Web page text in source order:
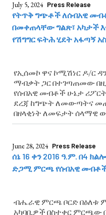
July 5, 2024 Press Release
የትጥቅ ግጭቶች ለሰብአዊ
በመቀጠላቸው ግልጽ፣ አካታች
የሽግግር ፍትሕ ሂደት አፋጣኝ
የኢሰመኮ ዋና ኮሚሽነር ዶ/ር
ማብቃት ጋር በተገጣጠመው
የሰብአዊ መብቶች ሁኔታ ሪፖርት
ደረጃ ከግጭት ለመውጣትና
በዘላቂነት ለመፍታት ሰላማዊ
ያስፈልጋል ብለዋል
June 28, 2024 Press Release
ሰኔ 16 ቀን 2016 ዓ.ም. በ4
ድጋሚ ምርጫ የሰብአዊ
ብሔራዊ ምርጫ ቦርድ በዕለቱ
አካባቢዎች በስተቀር ምርጫው